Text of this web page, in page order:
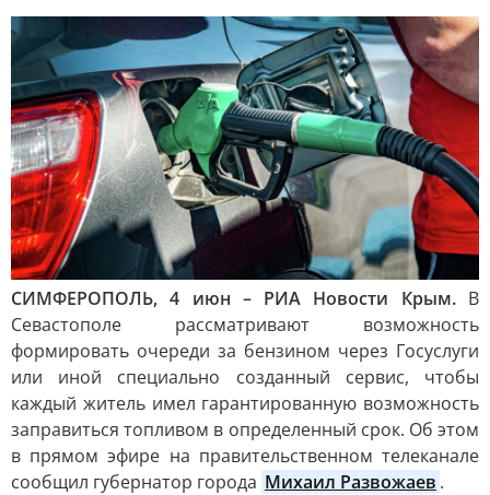
СИМФЕРОПОЛЬ, 4 июн – РИА Новости Крым. В
Севастополе рассматривают возможность
формировать очереди за бензином через Госуслуги
или иной специально созданный сервис, чтобы
каждый житель имел гарантированную возможность
заправиться топливом в определенный срок. Об этом
в прямом эфире на правительственном телеканале
сообщил губернатор города Михаил Развожаев .